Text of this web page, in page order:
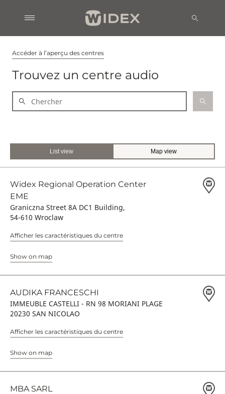
Accéder à l’aperçu des centres
Trouvez un centre audio
List view Map view
Widex Regional Operation Center
EME
Graniczna Street 8A DC1 Building,
54-610 Wroclaw
Afficher les caractéristiques du centre
Show on map
AUDIKA FRANCESCHI
IMMEUBLE CASTELLI - RN 98 MORIANI PLAGE
20230 SAN NICOLAO
Afficher les caractéristiques du centre
Show on map
MBA SARL